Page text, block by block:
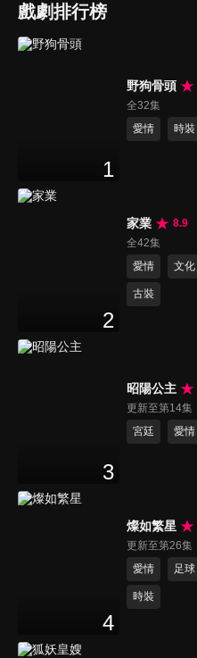
戲劇排行榜
1
野狗骨頭
全32集
愛情
時裝
2
家業
8.9
全42集
愛情
文化
古裝
3
昭陽公主
更新至第14集
宮廷
愛情
4
燦如繁星
更新至第26集
愛情
足球
時裝